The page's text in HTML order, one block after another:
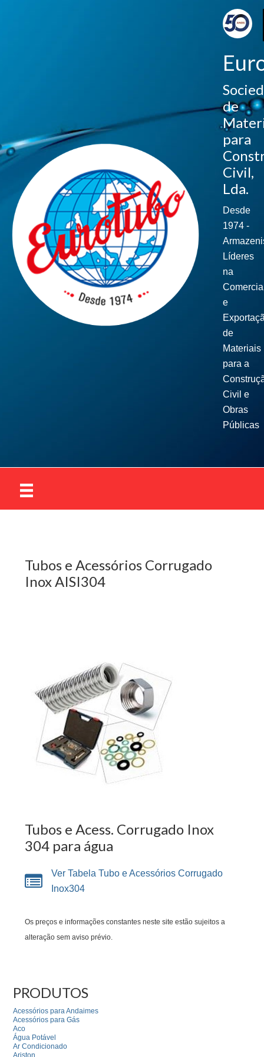
de
para
Civil,
Lda.
Desde
1974 -
Líderes
na
e
de
Materiais
para a
Civil e
Obras
Públicas
Tubos e Acessórios Corrugado
Inox AISI304
Tubos e Acess. Corrugado Inox
304 para água
Ver Tabela Tubo e Acessórios Corrugado
Inox304
Os preços e informações constantes neste site estão sujeitos a
alteração sem aviso prévio.
PRODUTOS
Acessórios para Andaimes
Acessórios para Gás
Aco
Água Potável
Ar Condicionado
Ariston